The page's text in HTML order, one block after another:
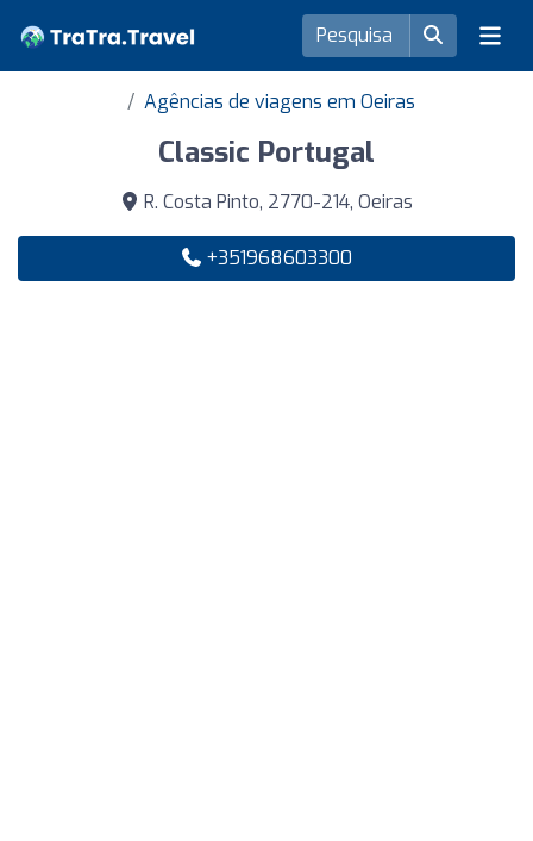
Agências de viagens em Oeiras
Classic Portugal
R. Costa Pinto, 2770-214, Oeiras
+351968603300